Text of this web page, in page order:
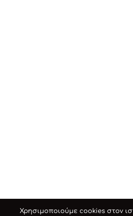
Χρησιμοποιούμε cookies στον